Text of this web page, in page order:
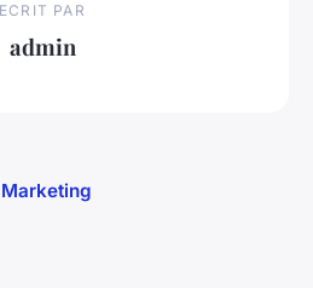
ECRIT PAR
admin